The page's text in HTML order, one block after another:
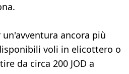
un'avventura ancora più
voli in elicottero o
da circa 200 JOD a